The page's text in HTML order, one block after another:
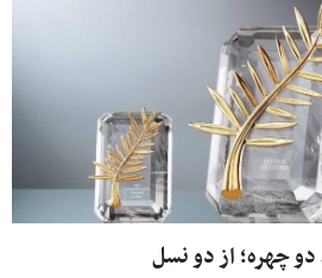
چهره؛ از دو نسل